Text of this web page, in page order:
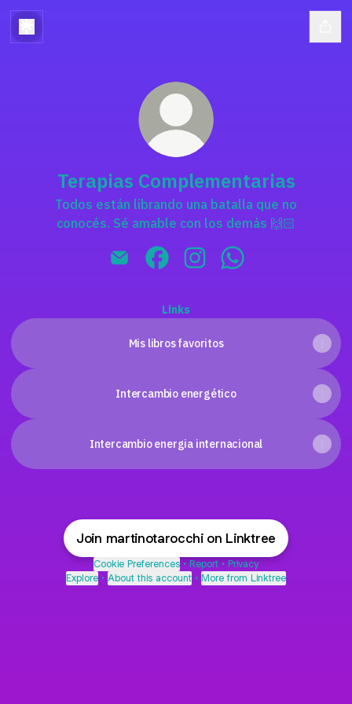
Terapias Complementarias
Todos están librando una batalla que no
conocés. Sé amable con los demás 🙌🏻
Links
Mis libros favoritos
Intercambio energético
Intercambio energia internacional
Join martinotarocchi on Linktree
Cookie Preferences • Report • Privacy
Explore • About this account • More from Linktree